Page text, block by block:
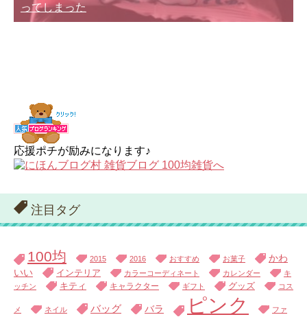
ってしまった
応援ポチが励みになります♪
注目タグ
100均 2015 2016 おすすめ お菓子
かわ
いい
インテリア カラーコーディネート カレンダー
キ
ッチン
キティ キャラクター ギフト グッズ コス
メ ネイル バッグ バラ ピンク ファ